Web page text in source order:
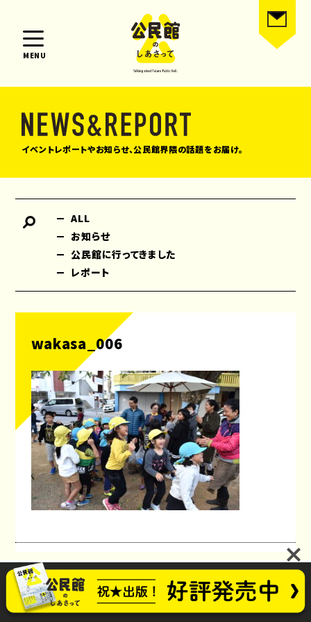
MENU
イベントレポートやお知らせ、公民館界隈の話題をお届け。
ALL
お知らせ
公民館に行ってきました
レポート
wakasa_006
公民館のしあさってプロジェクト お問い合わせ
future_kominkan